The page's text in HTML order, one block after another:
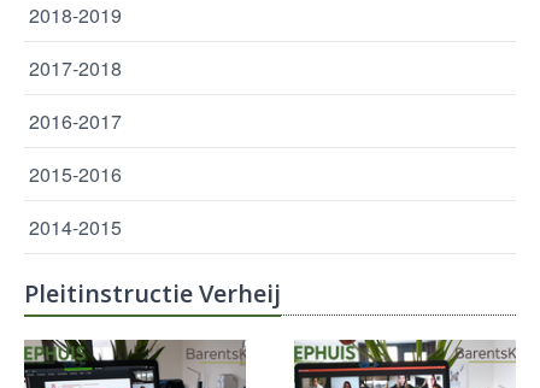
2018-2019
2017-2018
2016-2017
2015-2016
2014-2015
Pleitinstructie Verheij